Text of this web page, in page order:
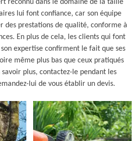
reconnu dans le domaine de la taille
lui font confiance, car son équipe
des prestations de qualité, conforme à
En plus de cela, les clients qui font
expertise confirment le fait que ses
même plus bas que ceux pratiqués
plus, contactez-le pendant les
lui de vous établir un devis.